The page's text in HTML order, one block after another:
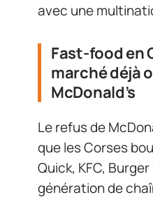
avec une
Fast-food en
marché déjà
McDonald’s
Le refus de
que les Corses
Quick, KFC,
génération de